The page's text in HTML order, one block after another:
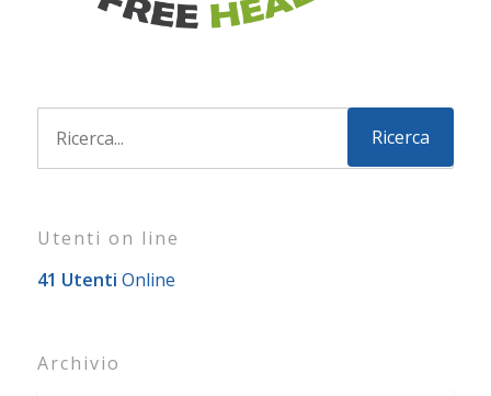
Utenti on line
41 Utenti Online
Archivio